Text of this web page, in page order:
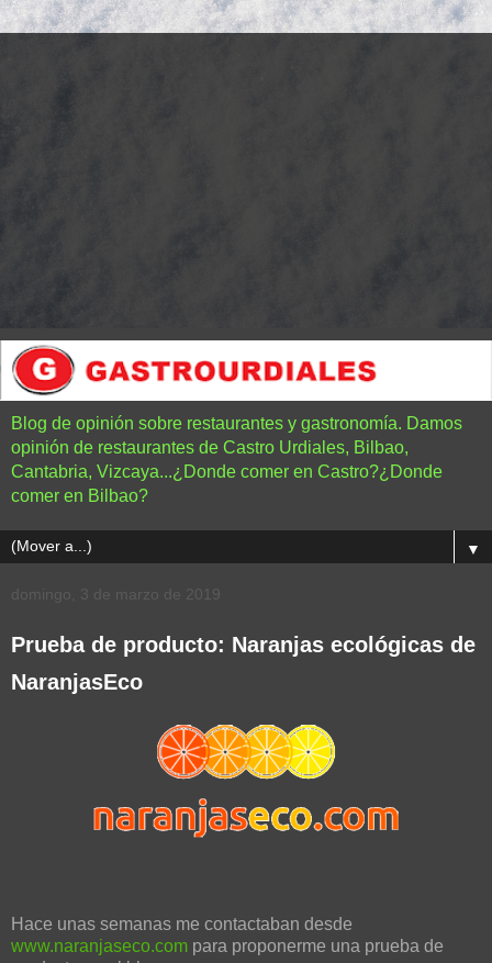
Blog de opinión sobre restaurantes y gastronomía. Damos
opinión de restaurantes de Castro Urdiales, Bilbao,
Cantabria, Vizcaya...¿Donde comer en Castro?¿Donde
comer en Bilbao?
▼
domingo, 3 de marzo de 2019
Prueba de producto: Naranjas ecológicas de
NaranjasEco
Hace unas semanas me contactaban desde
www.naranjaseco.com para proponerme una prueba de